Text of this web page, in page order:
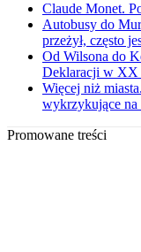
Claude Monet.
Autobusy do
przeżył, często
Od Wilsona do
Deklaracji w XX
Więcej niż
wykrzykujące na
Promowane treści